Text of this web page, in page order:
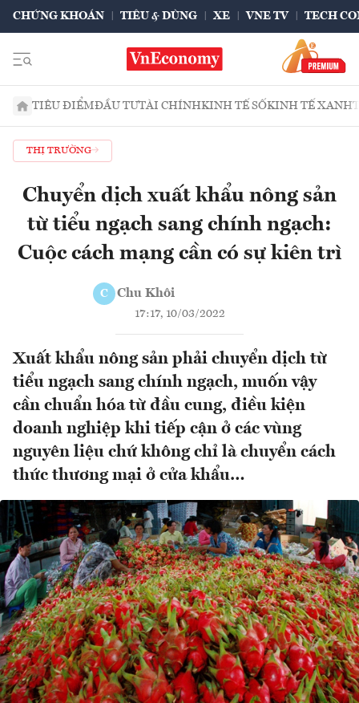
CHỨNG KHOÁN TIÊU & DÙNG XE VNE TV TECH
TIÊU ĐIỂMĐẦU TƯTÀI CHÍNHKINH TẾ SỐKINH TẾ XANH
THỊ TRƯỜNG
Chuyển dịch xuất khẩu nông sản
từ tiểu ngạch sang chính ngạch:
Cuộc cách mạng cần có sự kiên trì
C Chu Khôi
17:17, 10/03/2022
Xuất khẩu nông sản phải chuyển dịch từ
tiểu ngạch sang chính ngạch, muốn vậy
cần chuẩn hóa từ đầu cung, điều kiện
doanh nghiệp khi tiếp cận ở các vùng
nguyên liệu chứ không chỉ là chuyển cách
thức thương mại ở cửa khẩu…